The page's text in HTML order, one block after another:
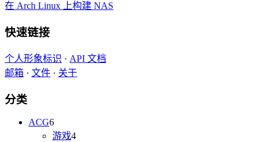
在 Arch Linux 上构建 NAS
快速链接
个人形象标识 · API 文档
邮箱 · 文件 · 关于
分类
ACG6
游戏4